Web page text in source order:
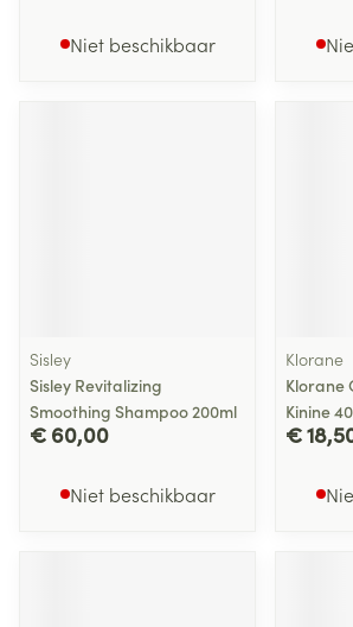
Niet beschikbaar
Sisley
Sisley Revitalizing
Smoothing Shampoo 200ml
€ 60,00
Niet beschikbaar
Klorane
Klorane
Kinine
€